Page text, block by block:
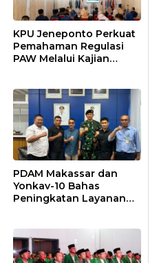
KPU Jeneponto Perkuat
Pemahaman Regulasi
PAW Melalui Kajian
PDAM Makassar dan
Yonkav-10 Bahas
Peningkatan Layanan